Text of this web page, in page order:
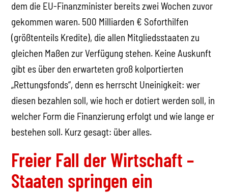
dem die EU-Finanzminister bereits zwei Wochen zuvor
gekommen waren. 500 Milliarden € Soforthilfen
(größtenteils Kredite), die allen Mitgliedsstaaten zu
gleichen Maßen zur Verfügung stehen. Keine Auskunft
gibt es über den erwarteten groß kolportierten
„Rettungsfonds“, denn es herrscht Uneinigkeit: wer
diesen bezahlen soll, wie hoch er dotiert werden soll, in
welcher Form die Finanzierung erfolgt und wie lange er
bestehen soll. Kurz gesagt: über alles.
Freier Fall der Wirtschaft –
Staaten springen ein